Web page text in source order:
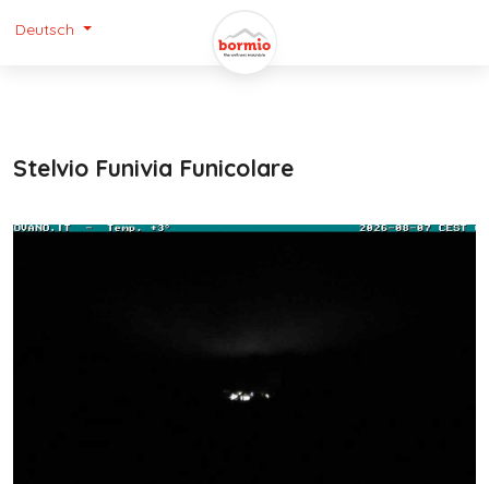
Deutsch
Stelvio Funivia Funicolare